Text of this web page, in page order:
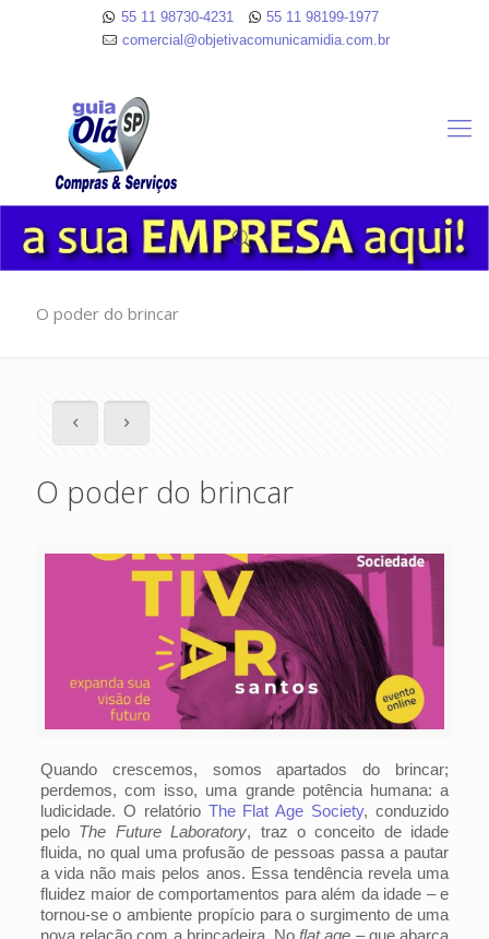
55 11 98730-4231
55 11 98199-1977
comercial@objetivacomunicamidia.com.br
O poder do brincar
O poder do brincar
Quando crescemos, somos apartados do brincar;
perdemos, com isso, uma grande potência humana: a
ludicidade. O relatório The Flat Age Society, conduzido
pelo The Future Laboratory, traz o conceito de idade
fluida, no qual uma profusão de pessoas passa a pautar
a vida não mais pelos anos. Essa tendência revela uma
fluidez maior de comportamentos para além da idade – e
tornou-se o ambiente propício para o surgimento de uma
nova relação com a brincadeira. Noflat age – que abarca